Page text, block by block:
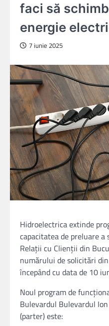
faci să
energie
7 iunie 2025
Hidroelectrica extinde
capacitatea de preluare
Relații cu Clienții din
numărului de solicitări
începând cu data de 10
Noul program de
Bulevardul Bulevardul
(parter) este: